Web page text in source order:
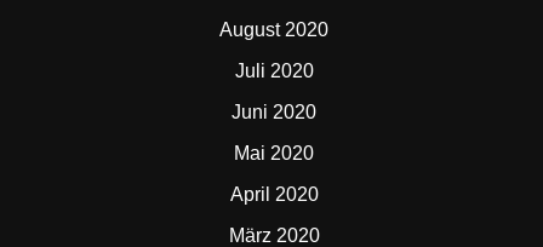
August 2020
Juli 2020
Juni 2020
Mai 2020
April 2020
März 2020